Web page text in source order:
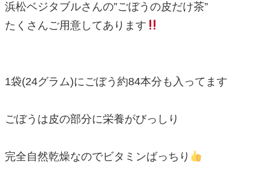
浜松ベジタブルさんの”ごぼうの皮だけ茶”
たくさんご用意してあります
1袋(24グラム)にごぼう約84本分も入ってます
ごぼうは皮の部分に栄養がびっしり
完全自然乾燥なのでビタミンばっちり